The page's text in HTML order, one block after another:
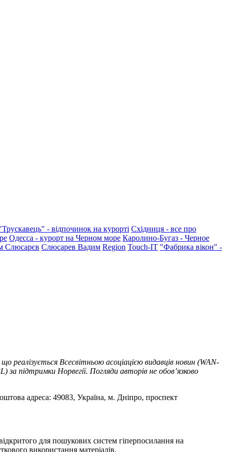
- відпочинок на курорті Східниця - все про
Одесса - курорт на Черном море Каролино-Бугаз - Черное
Слюсарєв Слюсарев Вадим Region Touch-IT "Фабрика вікон" -
Всесвітньою асоціацією видавців новин (WAN-
підтримки Норвегії. Погляди авторів не обов’язково
адреса: 49083, Україна, м. Дніпро, проспект
для пошукових систем гіперпосилання на
використання матеріалів.